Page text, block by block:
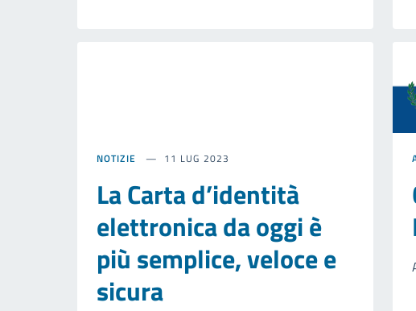
NOTIZIE 11 LUG 2023
La Carta d’identità
elettronica da oggi è
più semplice, veloce e
sicura